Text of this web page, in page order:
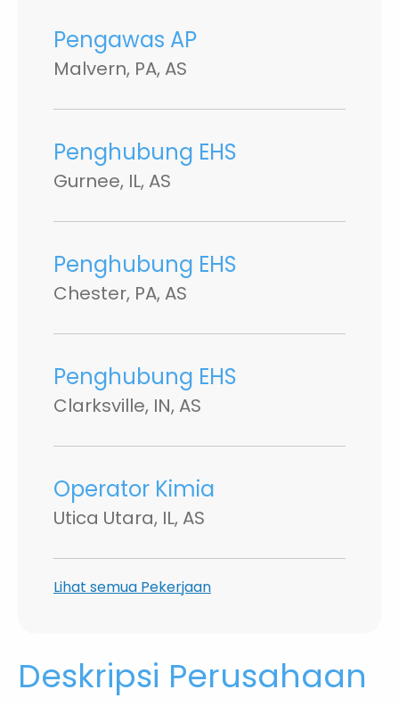
Pengawas AP
Malvern, PA, AS
Penghubung EHS
Gurnee, IL, AS
Penghubung EHS
Chester, PA, AS
Penghubung EHS
Clarksville, IN, AS
Operator Kimia
Utica Utara, IL, AS
Lihat semua Pekerjaan
Deskripsi Perusahaan